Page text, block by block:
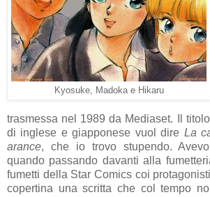
Kyosuke, Madoka e Hikaru
trasmessa nel 1989 da Mediaset. Il
di inglese e giapponese vuol dire La
arance, che io trovo stupendo.
quando passando davanti alla
fumetti della Star Comics coi
copertina una scritta che col tempo